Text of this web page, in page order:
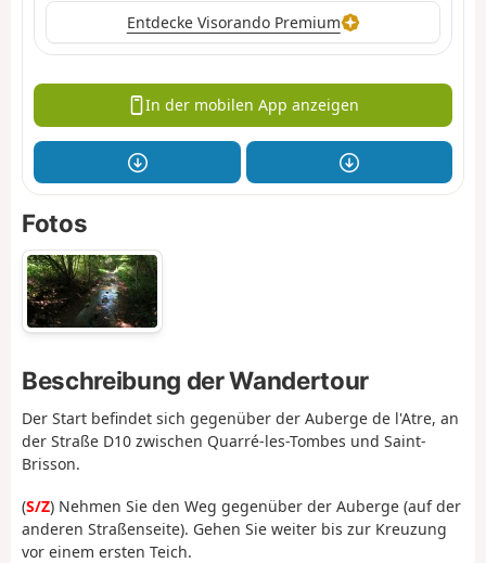
Entdecke Visorando Premium
In der mobilen App anzeigen
Fotos
Beschreibung der Wandertour
Der Start befindet sich gegenüber der Auberge de l'Atre, an
der Straße D10 zwischen Quarré-les-Tombes und Saint-
Brisson.
(S/Z) Nehmen Sie den Weg gegenüber der Auberge (auf der
anderen Straßenseite). Gehen Sie weiter bis zur Kreuzung
vor einem ersten Teich.